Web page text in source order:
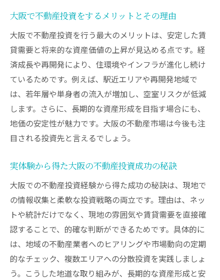
大阪の投資エリア選びで重視したいポイン
ト
失敗しないための大阪不動産投資の進め方
大阪投資初心者が知るべき利回りの考え方
経験者が語る大阪不動産投資の実践的な学
び
大阪不動産投資でリスクを抑えるための戦略
不動産投資で危険なエリアの見分け方と対
策
大阪でリスクを減らす投資エリア選びの極
空室リスクを避ける大阪投資の物件条件と
は
大阪で収益安定を目指す投資戦略の実践法
資産価値が落ちにくい大阪物件選びの基準
初心者でも安心な大阪不動産投資のリスク
管理
大阪で不動産投資をするメリットとその理由
大阪で不動産投資を行う最大のメリットは、安定した賃
貸需要と将来的な資産価値の上昇が見込める点です。経
済成長や再開発により、住環境やインフラが進化し続け
ているためです。例えば、駅近エリアや再開発地域で
は、若年層や単身者の流入が増加し、空室リスクが低減
します。さらに、長期的な資産形成を目指す場合にも、
地価の安定性が魅力です。大阪の不動産市場は今後も注
目される投資先と言えるでしょう。
実体験から得た大阪の不動産投資成功の秘訣
大阪での不動産投資経験から得た成功の秘訣は、現地で
の情報収集と柔軟な投資戦略の両立です。理由は、ネッ
トや統計だけでなく、現地の雰囲気や賃貸需要を直接確
認することで、的確な判断ができるためです。具体的に
は、地域の不動産業者へのヒアリングや市場動向の定期
的なチェック、複数エリアへの分散投資を実践しましょ
う。こうした地道な取り組みが、長期的な資産形成と安